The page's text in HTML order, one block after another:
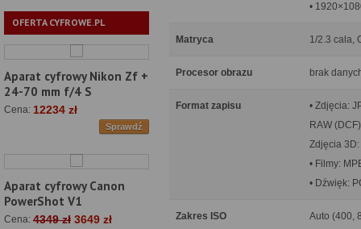
OFERTA CYFROWE.PL
Aparat cyfrowy Nikon Zf +
24-70 mm f/4 S
Cena: 12234 zł
Sprawdź
Aparat cyfrowy Canon
PowerShot V1
Cena: 4349 zł 3649 zł
•
Matryca 1/2.3 cala,
Procesor obrazu brak
Format zapisu
• Zdjęcia:
RAW
Zdjęcia
• Filmy:
• Dźwięk:
Zakres ISO
Auto (400,